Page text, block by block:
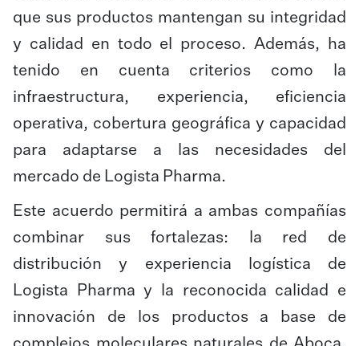
que sus productos mantengan su integridad
y calidad en todo el proceso. Además, ha
tenido en cuenta criterios como la
infraestructura, experiencia, eficiencia
operativa, cobertura geográfica y capacidad
para adaptarse a las necesidades del
mercado de Logista Pharma.
Este acuerdo permitirá a ambas compañías
combinar sus fortalezas: la red de
distribución y experiencia logística de
Logista Pharma y la reconocida calidad e
innovación de los productos a base de